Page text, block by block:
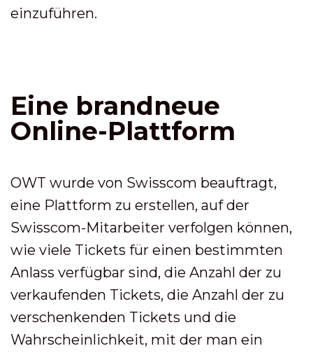
einzuführen.
Eine brandneue
Online-Plattform
OWT wurde von Swisscom beauftragt,
eine Plattform zu erstellen, auf der
Swisscom-Mitarbeiter verfolgen können,
wie viele Tickets für einen bestimmten
Anlass verfügbar sind, die Anzahl der zu
verkaufenden Tickets, die Anzahl der zu
verschenkenden Tickets und die
Wahrscheinlichkeit, mit der man ein